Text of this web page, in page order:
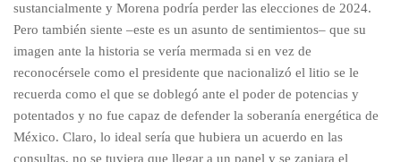
sustancialmente y Morena podría perder las elecciones de 2024.
Pero también siente –este es un asunto de sentimientos– que su
imagen ante la historia se vería mermada si en vez de
reconocérsele como el presidente que nacionalizó el litio se le
recuerda como el que se doblegó ante el poder de potencias y
potentados y no fue capaz de defender la soberanía energética de
México. Claro, lo ideal sería que hubiera un acuerdo en las
consultas, no se tuviera que llegar a un panel y se zanjara el